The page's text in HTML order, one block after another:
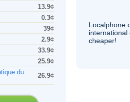
13.9¢
0.3¢
39¢
2.9¢
33.9¢
25.9¢
du
26.9¢
international
cheaper!